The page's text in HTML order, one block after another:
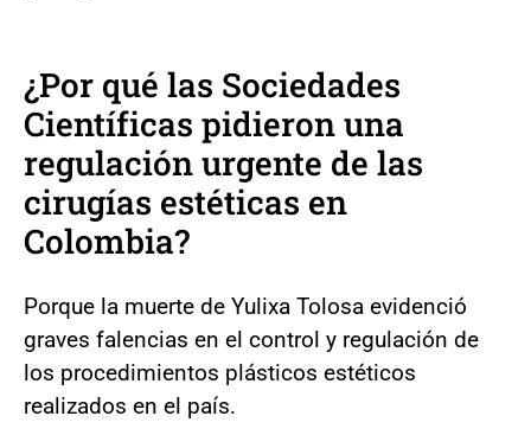
¿Por qué las Sociedades
Científicas pidieron una
regulación urgente de las
cirugías estéticas en
Colombia?
Porque la muerte de Yulixa Tolosa evidenció
graves falencias en el control y regulación de
los procedimientos plásticos estéticos
realizados en el país.